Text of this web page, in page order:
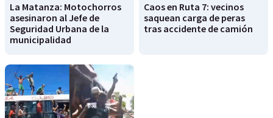
La Matanza: Motochorros
asesinaron al Jefe de
Seguridad Urbana de la
municipalidad
Caos en Ruta 7: vecinos
saquean carga de peras
tras accidente de camión